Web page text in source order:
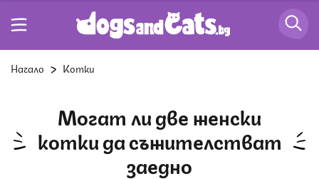
Начало Котки
Могат ли две женски
котки да съжителстват
заедно